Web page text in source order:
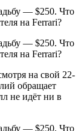
на свой 22-
обращает
не идёт ни в